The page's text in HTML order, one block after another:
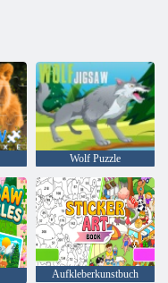
Wolf Puzzle
Aufkleberkunstbuch